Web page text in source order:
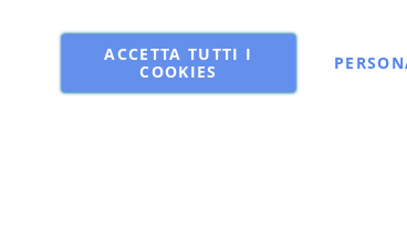
50.000 € i.v. - Sede legale in via Principe di Piemonte 199,